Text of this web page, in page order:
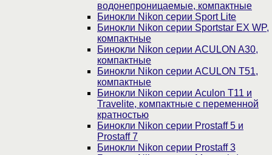
водонепроницаемые, компактные
Бинокли Nikon серии Sport Lite
Бинокли Nikon серии Sportstar EX WP,
компактные
Бинокли Nikon серии ACULON A30,
компактные
Бинокли Nikon серии ACULON Т51,
компактные
Бинокли Nikon серии Aculon T11 и
Travelite, компактные с переменной
кратностью
Бинокли Nikon серии Prostaff 5 и
Prostaff 7
Бинокли Nikon серии Prostaff 3